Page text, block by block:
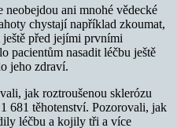
neobejdou ani mnohé vědecké
chystají například zkoumat,
před jejími prvními
pacientům nasadit léčbu ještě
jeho zdraví.
jak roztroušenou sklerózu
681 těhotenství. Pozorovali, jak
léčbu a kojily tři a více